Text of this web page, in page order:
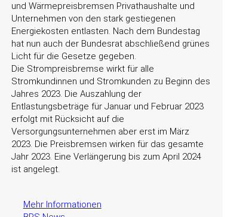
und Wärmepreisbremsen Privathaushalte und
Unternehmen von den stark gestiegenen
Energiekosten entlasten. Nach dem Bundestag
hat nun auch der Bundesrat abschließend grünes
Licht für die Gesetze gegeben.
Die Strompreisbremse wirkt für alle
Stromkundinnen und Stromkunden zu Beginn des
Jahres 2023. Die Auszahlung der
Entlastungsbeträge für Januar und Februar 2023
erfolgt mit Rücksicht auf die
Versorgungsunternehmen aber erst im März
2023. Die Preisbremsen wirken für das gesamte
Jahr 2023. Eine Verlängerung bis zum April 2024
ist angelegt.
Mehr Informationen